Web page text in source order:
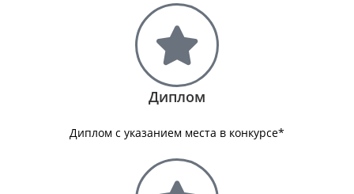
Диплом
Диплом с указанием места в конкурсе*